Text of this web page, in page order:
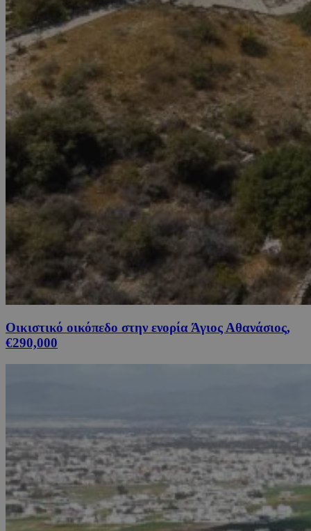
Οικιστικό οικόπεδο στην ενορία Άγιος Αθανάσιος,
€290,000